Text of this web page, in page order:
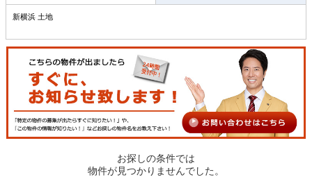
新横浜 土地
お探しの条件では
物件が見つかりませんでした。